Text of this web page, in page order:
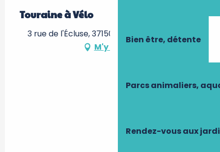
Bien être, détente
Parcs animaliers,
Rendez-vous aux
Touraine à Vélo
3 rue de l'Écluse, 37150 Civray-de-Touraine
M'y rendre